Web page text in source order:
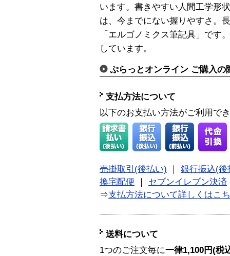
います。書きやすい人間工学形
は、今までにない握りやすさ。
「エルゴノミクス筆記具」です
しています。
ぷらっとオンライン ご購入の
支払方法について
以下のお支払い方法がご利用で
売掛取引(後払い)
銀行振込(後
換宅配便
セブンイレブン決済
⇒支払方法について詳しくはこ
送料について
1つのご注文毎に一律1,100円(税